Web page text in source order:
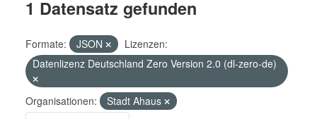
1 Datensatz gefunden
Formate: JSON
Lizenzen:
Datenlizenz Deutschland Zero Version 2.0 (dl-zero-de)
Organisationen:
Stadt Ahaus